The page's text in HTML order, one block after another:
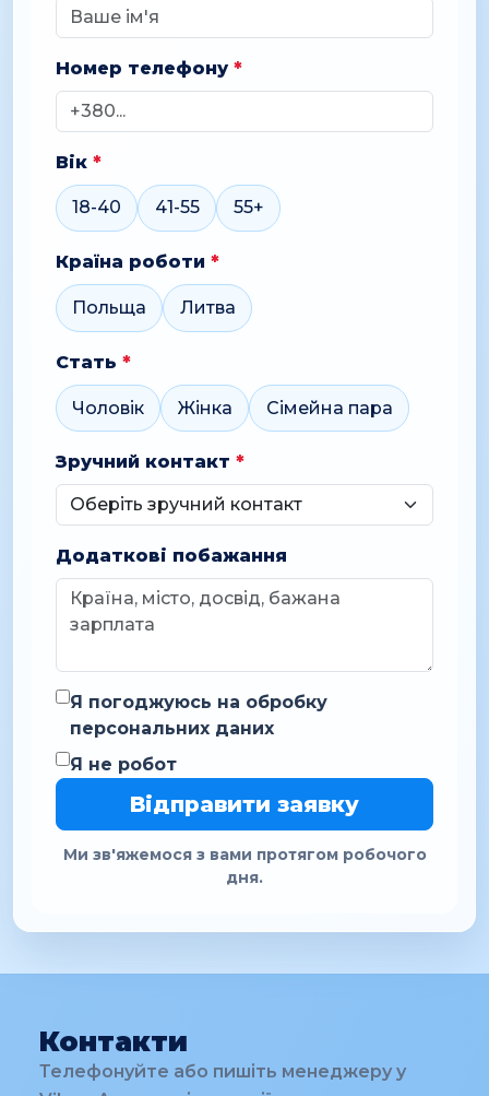
Номер телефону *
Вік *
18-40 41-55 55+
Країна роботи *
Польща Литва
Стать *
Чоловік Жінка Сімейна пара
Зручний контакт *
Додаткові побажання
Я погоджуюсь на обробку
персональних даних
Я не робот
Відправити заявку
Ми зв'яжемося з вами протягом робочого
дня.
Контакти
Телефонуйте або пишіть менеджеру у